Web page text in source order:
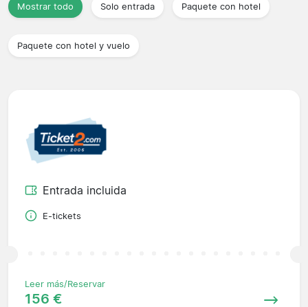
Mostrar todo Solo entrada Paquete con hotel
Paquete con hotel y vuelo
Entrada incluida
E-tickets
Leer más/Reservar
156 €